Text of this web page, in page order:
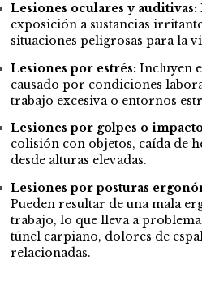
Lesiones oculares y auditivas:
exposición a sustancias
situaciones peligrosas para la
Lesiones por estrés: Incluyen
causado por condiciones
trabajo excesiva o entornos
Lesiones por golpes o
colisión con objetos, caída de
desde alturas elevadas.
Lesiones por posturas
Pueden resultar de una mala
trabajo, lo que lleva a
túnel carpiano, dolores de
relacionadas.